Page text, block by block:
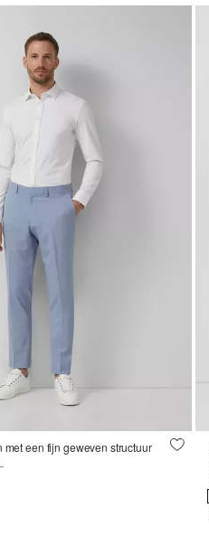
met een fijn geweven structuur